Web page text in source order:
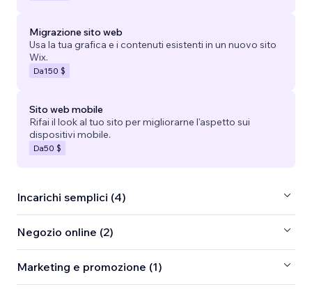
Migrazione sito web
Usa la tua grafica e i contenuti esistenti in un nuovo sito
Wix.
Da150 $
Sito web mobile
Rifai il look al tuo sito per migliorarne l'aspetto sui
dispositivi mobile.
Da50 $
Incarichi semplici (4)
Negozio online (2)
Marketing e promozione (1)